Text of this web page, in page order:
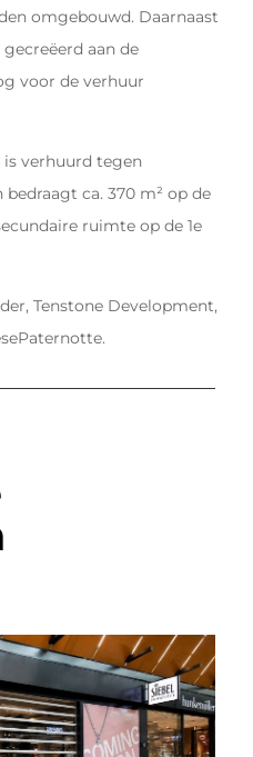
omgebouwd. Daarnaast
aan de
voor de verhuur
verhuurd tegen
ca. 370 m² op de
ruimte op de 1e
Tenstone Development,